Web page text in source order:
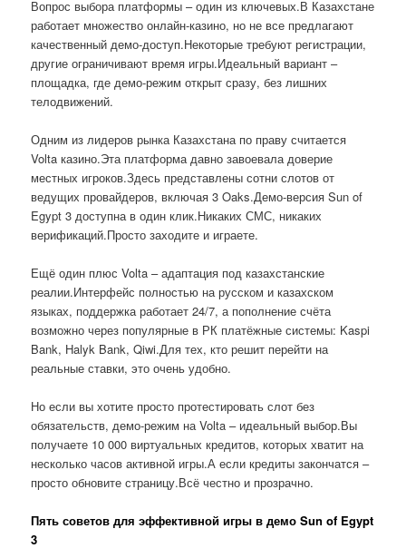
Вопрос выбора платформы – один из ключевых.В Казахстане
работает множество онлайн-казино, но не все предлагают
качественный демо-доступ.Некоторые требуют регистрации,
другие ограничивают время игры.Идеальный вариант –
площадка, где демо-режим открыт сразу, без лишних
телодвижений.
Одним из лидеров рынка Казахстана по праву считается
Volta казино.Эта платформа давно завоевала доверие
местных игроков.Здесь представлены сотни слотов от
ведущих провайдеров, включая 3 Oaks.Демо-версия Sun of
Egypt 3 доступна в один клик.Никаких СМС, никаких
верификаций.Просто заходите и играете.
Ещё один плюс Volta – адаптация под казахстанские
реалии.Интерфейс полностью на русском и казахском
языках, поддержка работает 24/7, а пополнение счёта
возможно через популярные в РК платёжные системы: Kaspi
Bank, Halyk Bank, Qiwi.Для тех, кто решит перейти на
реальные ставки, это очень удобно.
Но если вы хотите просто протестировать слот без
обязательств, демо-режим на Volta – идеальный выбор.Вы
получаете 10 000 виртуальных кредитов, которых хватит на
несколько часов активной игры.А если кредиты закончатся –
просто обновите страницу.Всё честно и прозрачно.
Пять советов для эффективной игры в демо Sun of Egypt
3